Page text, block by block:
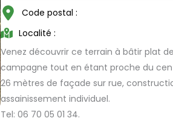
Code postal :
Localité :
Venez découvrir ce terrain à bâtir plat
campagne tout en étant proche du
26 mètres de façade sur rue,
assainissement individuel.
Tel: 06 70 05 01 34.